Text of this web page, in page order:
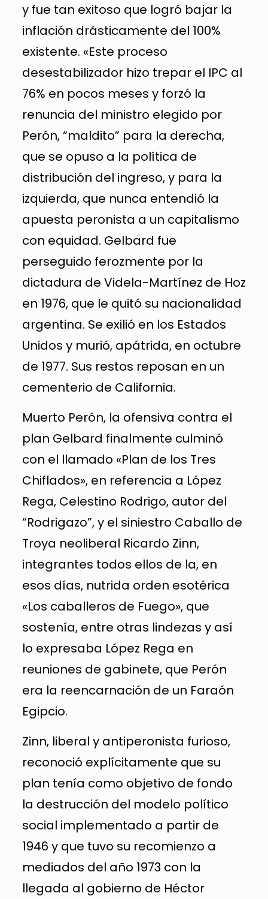
y fue tan exitoso que logró bajar la
inflación drásticamente del 100%
existente. «Este proceso
desestabilizador hizo trepar el IPC al
76% en pocos meses y forzó la
renuncia del ministro elegido por
Perón, “maldito” para la derecha,
que se opuso a la política de
distribución del ingreso, y para la
izquierda, que nunca entendió la
apuesta peronista a un capitalismo
con equidad. Gelbard fue
perseguido ferozmente por la
dictadura de Videla-Martínez de Hoz
en 1976, que le quitó su nacionalidad
argentina. Se exilió en los Estados
Unidos y murió, apátrida, en octubre
de 1977. Sus restos reposan en un
cementerio de California.
Muerto Perón, la ofensiva contra el
plan Gelbard finalmente culminó
con el llamado «Plan de los Tres
Chiflados», en referencia a López
Rega, Celestino Rodrigo, autor del
“Rodrigazo”, y el siniestro Caballo de
Troya neoliberal Ricardo Zinn,
integrantes todos ellos de la, en
esos días, nutrida orden esotérica
«Los caballeros de Fuego», que
sostenía, entre otras lindezas y así
lo expresaba López Rega en
reuniones de gabinete, que Perón
era la reencarnación de un Faraón
Egipcio.
Zinn, liberal y antiperonista furioso,
reconoció explícitamente que su
plan tenía como objetivo de fondo
la destrucción del modelo político
social implementado a partir de
1946 y que tuvo su recomienzo a
mediados del año 1973 con la
llegada al gobierno de Héctor